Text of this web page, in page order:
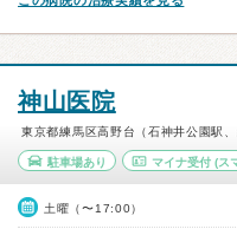
神山医院
東京都練馬区高野台（石神井公園駅、
駐車場あり マイナ受付(ス
土曜（〜17:00）